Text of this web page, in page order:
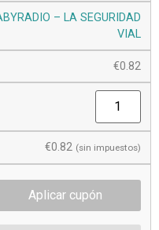
– LA SEGURIDAD
VIAL
€0.82
€0.82 (sin impuestos)
Aplicar cupón